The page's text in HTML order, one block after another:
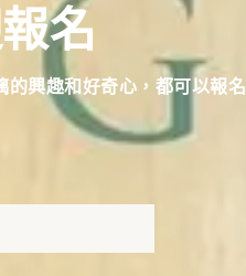
名
興趣和好奇心，都可以報名